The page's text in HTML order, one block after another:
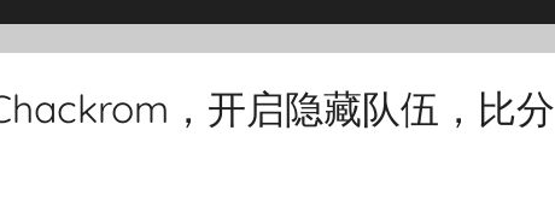
，开启隐藏队伍，比分